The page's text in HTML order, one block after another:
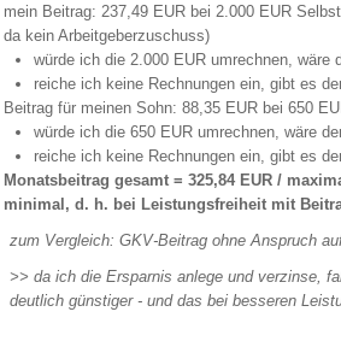
mein Beitrag: 237,49 EUR bei 2.000 EUR
da kein Arbeitgeberzuschuss)
würde ich die 2.000 EUR umrechnen, wäre
reiche ich keine Rechnungen ein, gibt es
Beitrag für meinen Sohn: 88,35 EUR bei 650
würde ich die 650 EUR umrechnen, wäre
reiche ich keine Rechnungen ein, gibt es
Monatsbeitrag gesamt = 325,84 EUR /
minimal, d. h. bei Leistungsfreiheit mit
zum Vergleich: GKV-Beitrag ohne Anspruch
>> da ich die Ersparnis anlege und verzinse,
deutlich günstiger - und das bei besseren